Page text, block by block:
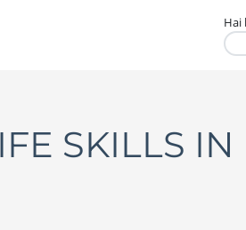
Hai
SKILLS IN